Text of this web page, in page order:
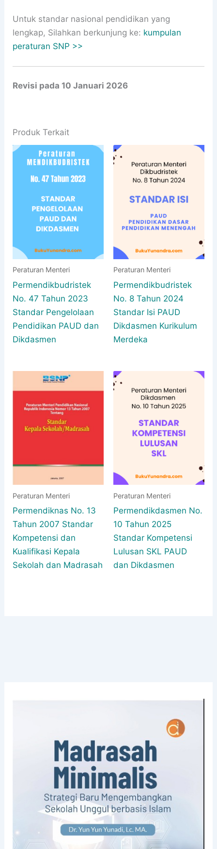
Untuk standar nasional pendidikan yang
lengkap, Silahkan berkunjung ke: kumpulan
peraturan SNP >>
Revisi pada 10 Januari 2026
Produk Terkait
Peraturan Menteri
Permendikbudristek
No. 47 Tahun 2023
Standar Pengelolaan
Pendidikan PAUD dan
Dikdasmen
Peraturan Menteri
Permendikbudristek
No. 8 Tahun 2024
Standar Isi PAUD
Dikdasmen Kurikulum
Merdeka
Peraturan Menteri
Permendiknas No. 13
Tahun 2007 Standar
Kompetensi dan
Kualifikasi Kepala
Sekolah dan Madrasah
Peraturan Menteri
Permendikdasmen No.
10 Tahun 2025
Standar Kompetensi
Lulusan SKL PAUD
dan Dikdasmen